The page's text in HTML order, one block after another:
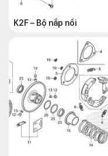
K2F – Bộ nắp nồi